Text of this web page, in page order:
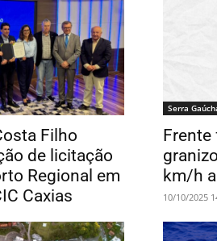
Filho
de licitação
Regional em
Caxias
Serra
Frente
km/h
10/10/2025